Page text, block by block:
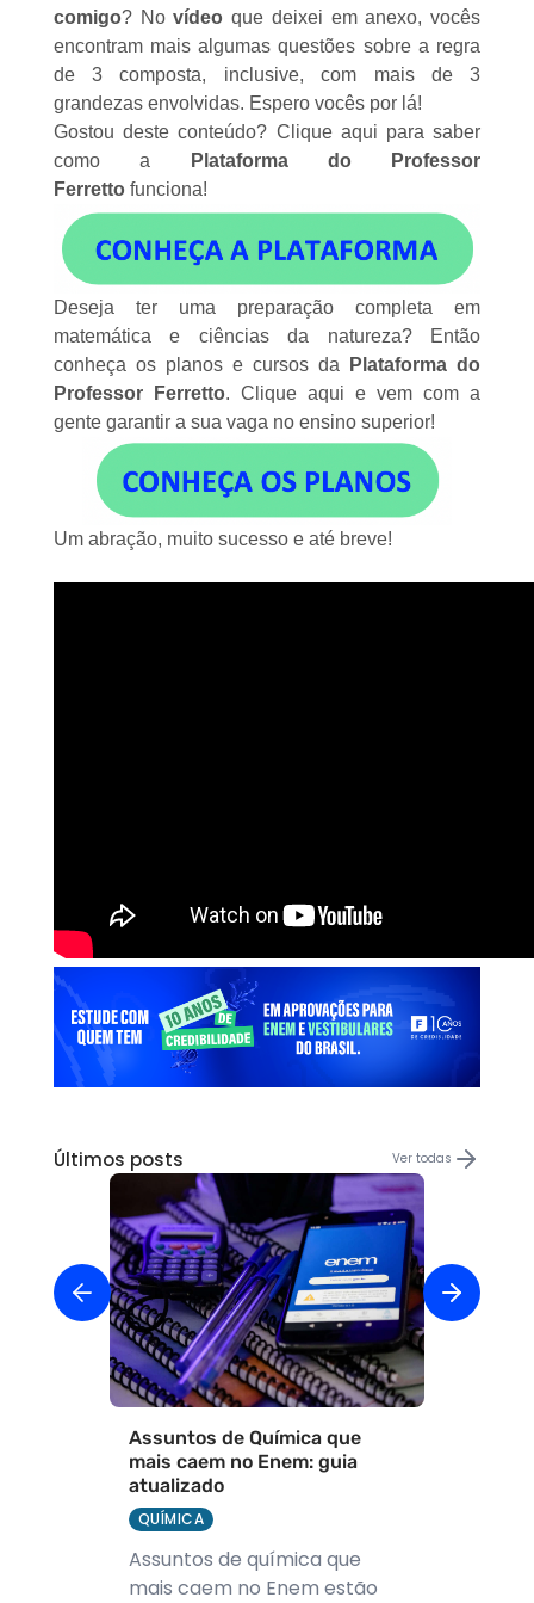
comigo? Novídeo que deixei em anexo, vocês
encontram mais algumas questões sobre a regra
de 3 composta, inclusive, com mais de 3
grandezas envolvidas. Espero vocês por lá!
Gostou deste conteúdo? Clique aqui para saber
como a
Plataforma do Professor
Ferrettofunciona!
Deseja ter uma preparação completa em
matemática e ciências da natureza? Então
conheça os planos e cursos da
Plataforma do
Professor Ferretto. Clique aqui e vem com a
gente garantir a sua vaga no ensino superior!
Um abração, muito sucesso e até breve!
Últimos posts Ver todas
Assuntos de Química que
mais caem no Enem: guia
atualizado
QUÍMICA
Assuntos de química que
mais caem no Enem estão